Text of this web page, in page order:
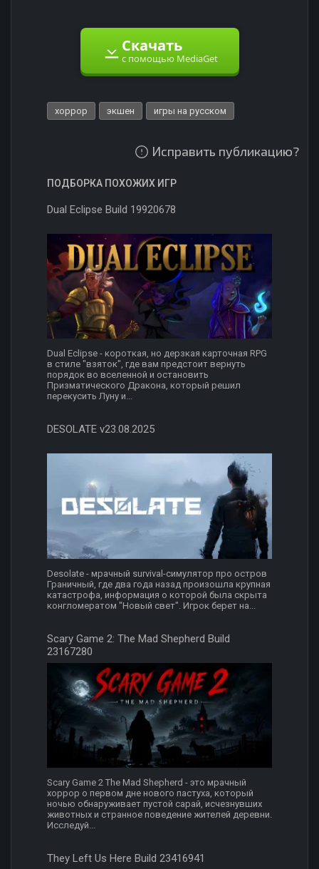
Скачать
с помощью MediaGet
хоррор экшен игры на русском
Исправить публикацию?
ПОДБОРКА ПОХОЖИХ ИГР
Dual Eclipse Build 19920678
Dual Eclipse - короткая, но дерзкая карточная RPG
в стиле "взяток", где вам предстоит вернуть
порядок во вселенной и остановить
Призматического Дракона, который решил
перекусить Луну и...
DESOLATE v23.08.2025
Desolate - мрачный survival-симулятор про остров
Граничный, где два года назад произошла крупная
катастрофа, информация о которой была скрыта
конгломератом "Новый свет". Игрок берет на...
Scary Game 2: The Mad Shepherd Build
23167280
Scary Game 2 The Mad Shepherd - это мрачный
хоррор о первом дне нового пастуха, который
ночью обнаруживает пустой сарай, исчезнувших
животных и странное поведение жителей деревни.
Исследуй...
They Left Us Here Build 23416941